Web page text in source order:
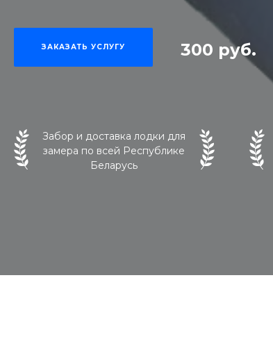
ЗАКАЗАТЬ УСЛУГУ 300 руб.
Забор и доставка лодки для
замера по всей Республике
Беларусь